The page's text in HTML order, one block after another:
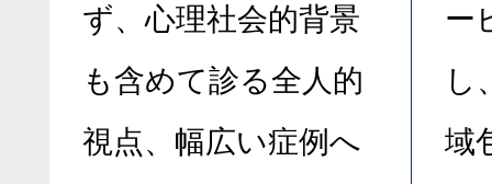
ず、心理社会的背景
も含めて診る全人的
視点、幅広い症例へ
ー
し
域